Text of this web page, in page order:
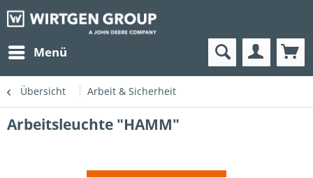
Menü
Übersicht Arbeit & Sicherheit
Arbeitsleuchte "HAMM"